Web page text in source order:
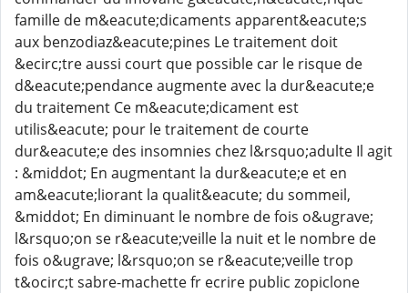
famille de m&eacute;dicaments apparent&eacute;s
aux benzodiaz&eacute;pines Le traitement doit
&ecirc;tre aussi court que possible car le risque de
d&eacute;pendance augmente avec la dur&eacute;e
du traitement Ce m&eacute;dicament est
utilis&eacute; pour le traitement de courte
dur&eacute;e des insomnies chez l&rsquo;adulte Il agit
: &middot; En augmentant la dur&eacute;e et en
am&eacute;liorant la qualit&eacute; du sommeil,
&middot; En diminuant le nombre de fois o&ugrave;
l&rsquo;on se r&eacute;veille la nuit et le nombre de
fois o&ugrave; l&rsquo;on se r&eacute;veille trop
t&ocirc;t sabre-machette fr ecrire public zopiclone